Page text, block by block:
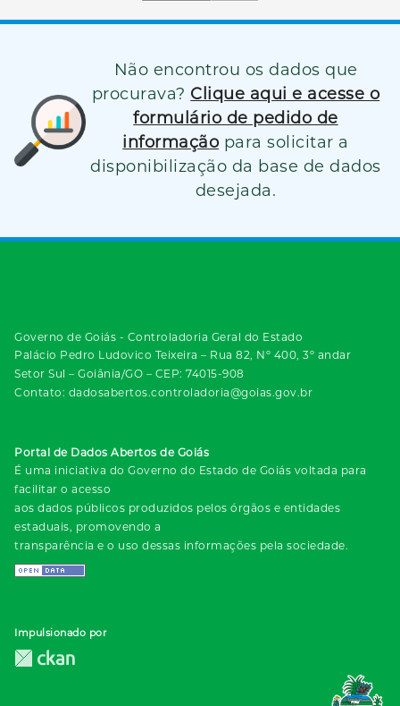
Não encontrou os dados que
procurava? Clique aqui e acesse o
formulário de pedido de
informação para solicitar a
disponibilização da base de dados
desejada.
Governo de Goiás - Controladoria Geral do Estado
Palácio Pedro Ludovico Teixeira – Rua 82, Nº 400, 3º andar
Setor Sul – Goiânia/GO – CEP: 74015-908
Contato: dadosabertos.controladoria@goias.gov.br
Portal de Dados Abertos de Goiás
É uma iniciativa do Governo do Estado de Goiás voltada para
facilitar o acesso
aos dados públicos produzidos pelos órgãos e entidades
estaduais, promovendo a
transparência e o uso dessas informações pela sociedade.
Impulsionado por